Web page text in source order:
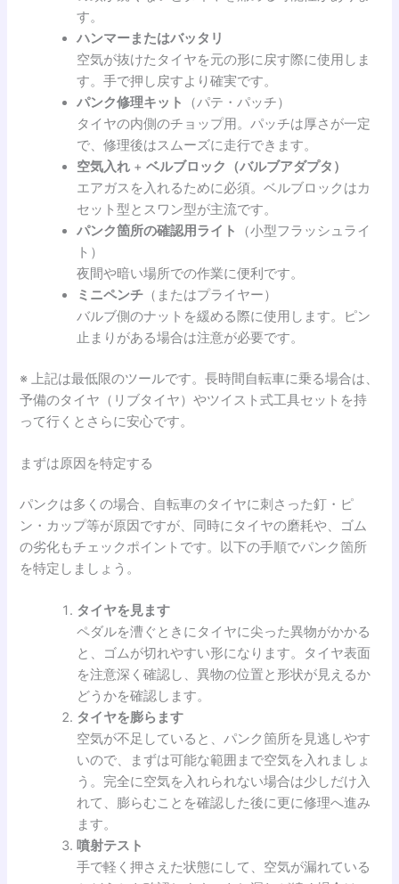
す。
ハンマーまたはバッタリ
空気が抜けたタイヤを元の形に戻す際に使用しま
す。手で押し戻すより確実です。
パンク修理キット
（パテ・パッチ）
タイヤの内側のチョップ用。パッチは厚さが一定
で、修理後はスムーズに走行できます。
空気入れ +ベルブロック（バルブアダプタ）
エアガスを入れるために必須。ベルブロックはカ
セット型とスワン型が主流です。
パンク箇所の確認用ライト
（小型フラッシュライ
ト）
夜間や暗い場所での作業に便利です。
ミニペンチ （またはプライヤー）
バルブ側のナットを緩める際に使用します。ピン
止まりがある場合は注意が必要です。
※ 上記は最低限のツールです。長時間自転車に乗る場合は、
予備のタイヤ（リブタイヤ）やツイスト式工具セットを持
って行くとさらに安心です。
まずは原因を特定する
パンクは多くの場合、自転車のタイヤに刺さった釘・ピ
ン・カップ等が原因ですが、同時にタイヤの磨耗や、ゴム
の劣化もチェックポイントです。以下の手順でパンク箇所
を特定しましょう。
タイヤを見ます
ペダルを漕ぐときにタイヤに尖った異物がかかる
と、ゴムが切れやすい形になります。タイヤ表面
を注意深く確認し、異物の位置と形状が見えるか
どうかを確認します。
タイヤを膨らます
空気が不足していると、パンク箇所を見逃しやす
いので、まずは可能な範囲まで空気を入れましょ
う。完全に空気を入れられない場合は少しだけ入
れて、膨らむことを確認した後に更に修理へ進み
ます。
噴射テスト
手で軽く押さえた状態にして、空気が漏れている